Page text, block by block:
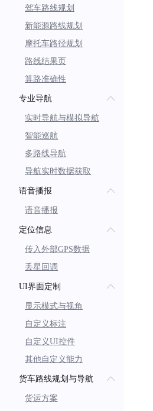
驾车路线规划
新能源路线规划
摩托车路径规划
路线结果页
算路准确性
专业导航
实时导航与模拟导航
智能巡航
多路线导航
导航实时数据获取
语音播报
语音播报
定位信息
传入外部GPS数据
丢星回调
UI界面定制
显示模式与视角
自定义标注
自定义UI控件
其他自定义能力
货车路线规划与导航
货运方案